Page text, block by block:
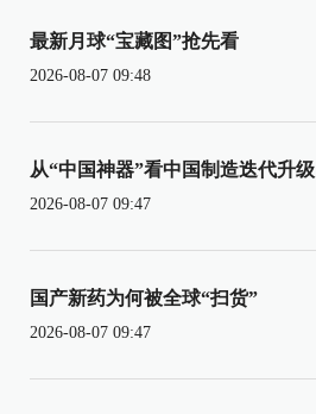
最新月球“宝藏图”抢先看
2026-08-07 09:48
从“中国神器”看中国制造迭代升级
2026-08-07 09:47
国产新药为何被全球“扫货”
2026-08-07 09:47